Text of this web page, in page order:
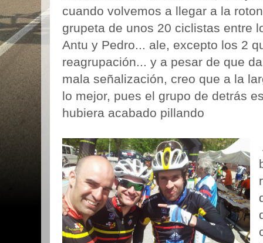
cuando volvemos a llegar a la
grupeta de unos 20 ciclistas entre
Antu y Pedro... ale, excepto los 2
reagrupación... y a pesar de que
mala señalización, creo que a la
lo mejor, pues el grupo de detrás
hubiera acabado pillando